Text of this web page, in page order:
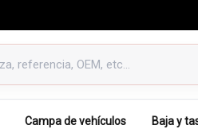
Campa de vehículos Baja y